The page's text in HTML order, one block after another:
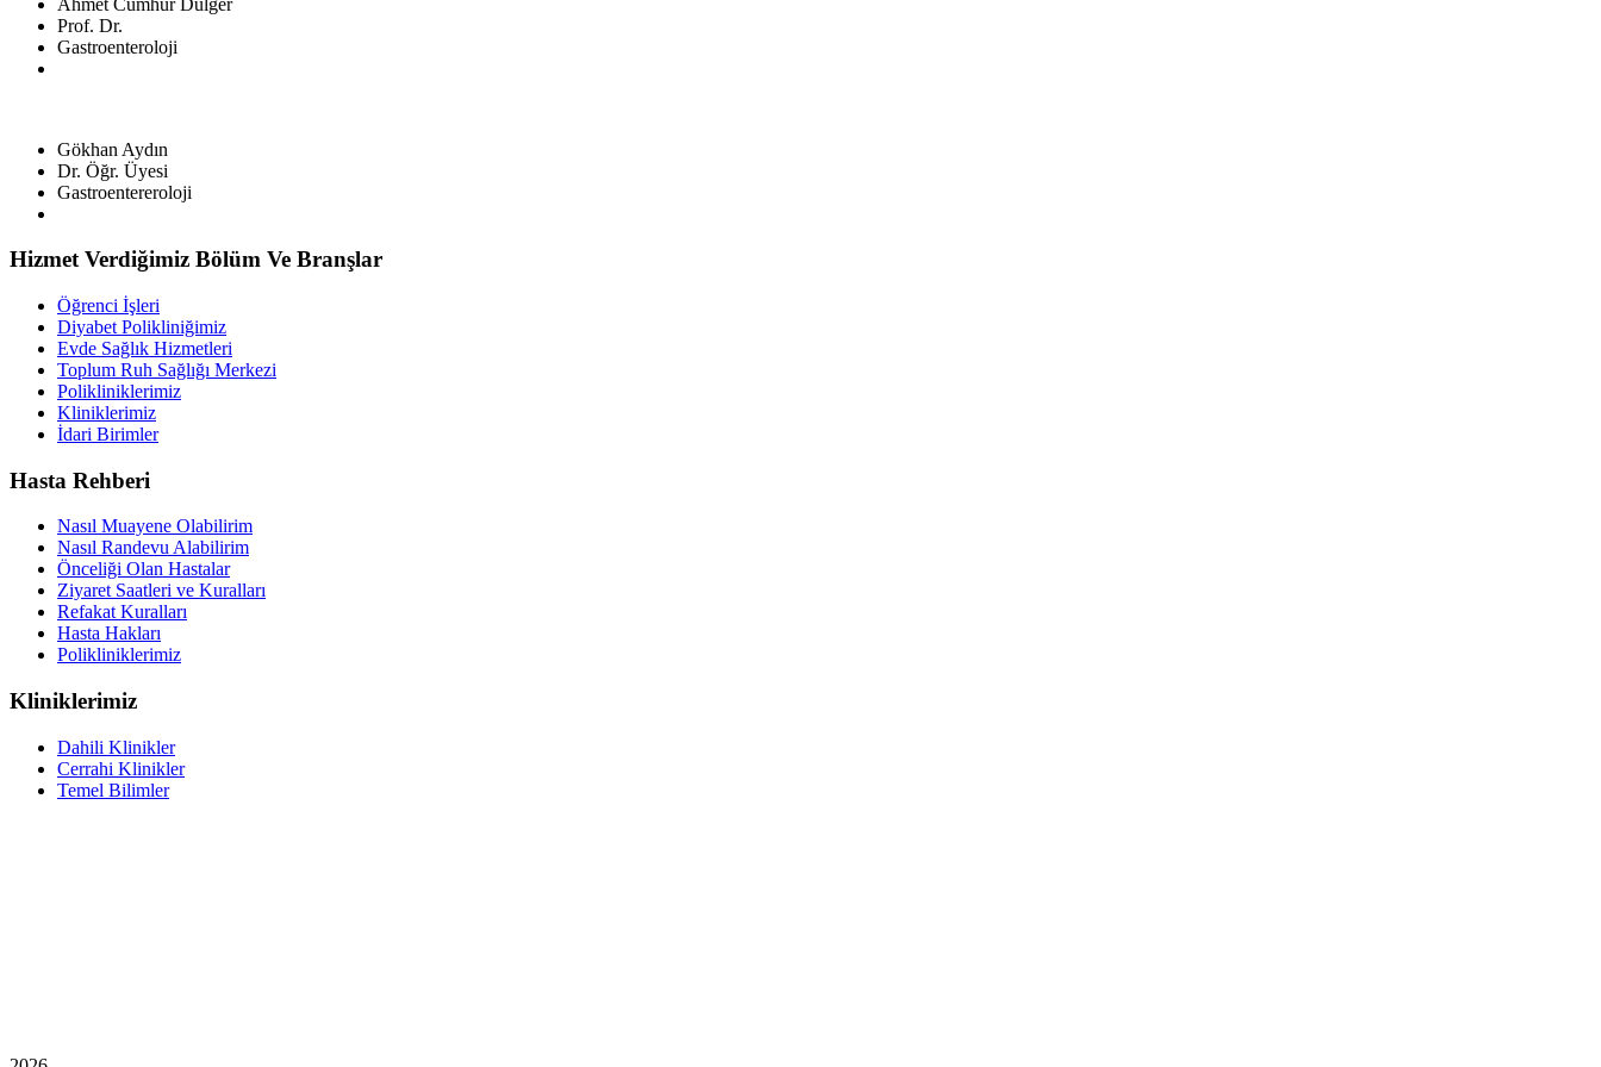
Prof. Dr.
Gastroenteroloji
Gökhan Aydın
Dr. Öğr. Üyesi
Gastroentereroloji
Hizmet Verdiğimiz Bölüm Ve Branşlar
Öğrenci İşleri
Diyabet Polikliniğimiz
Evde Sağlık Hizmetleri
Toplum Ruh Sağlığı Merkezi
Polikliniklerimiz
Kliniklerimiz
İdari Birimler
Hasta Rehberi
Nasıl Muayene Olabilirim
Nasıl Randevu Alabilirim
Önceliği Olan Hastalar
Ziyaret Saatleri ve Kuralları
Refakat Kuralları
Hasta Hakları
Polikliniklerimiz
Kliniklerimiz
Dahili Klinikler
Cerrahi Klinikler
Temel Bilimler